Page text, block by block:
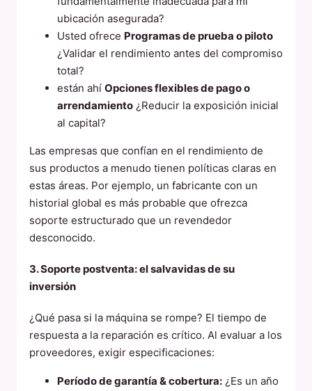
ubicación asegurada?
Usted ofrece Programas de prueba o piloto
¿Validar el rendimiento antes del compromiso
total?
están ahí Opciones flexibles de pago o
arrendamiento ¿Reducir la exposición inicial
al capital?
Las empresas que confían en el rendimiento de
sus productos a menudo tienen políticas claras en
estas áreas. Por ejemplo, un fabricante con un
historial global es más probable que ofrezca
soporte estructurado que un revendedor
desconocido.
3. Soporte postventa: el salvavidas de su
inversión
¿Qué pasa si la máquina se rompe? El tiempo de
respuesta a la reparación es crítico. Al evaluar a los
proveedores, exigir especificaciones:
Período de garantía & cobertura: ¿Es un año